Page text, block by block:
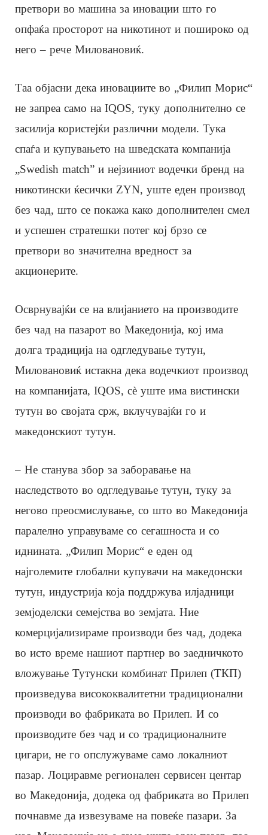
претвори во машина за иновации што го
опфаќа просторот на никотинот и пошироко од
него – рече Миловановиќ.
Таа објасни дека иновациите во „Филип Морис“
не запреа само на IQOS, туку дополнително се
засилија користејќи различни модели. Тука
спаѓа и купувањето на шведската компанија
„Swedish match” и нејзиниот водечки бренд на
никотински ќесички ZYN, уште еден производ
без чад, што се покажа како дополнителен смел
и успешен стратешки потег кој брзо се
претвори во значителна вредност за
акционерите.
Осврнувајќи се на влијанието на производите
без чад на пазарот во Македонија, кој има
долга традиција на одгледување тутун,
Миловановиќ истакна дека водечкиот производ
на компанијата, IQOS, сè уште има вистински
тутун во својата срж, вклучувајќи го и
македонскиот тутун.
– Не станува збор за заборавање на
наследството во одгледување тутун, туку за
негово преосмислување, со што во Македонија
паралелно управуваме со сегашноста и со
иднината. „Филип Морис“ е еден од
најголемите глобални купувачи на македонски
тутун, индустрија која поддржува илјадници
земјоделски семејства во земјата. Ние
комерцијализираме производи без чад, додека
во исто време нашиот партнер во заедничкото
вложување Тутунски комбинат Прилеп (ТКП)
произведува висококвалитетни традиционални
производи во фабриката во Прилеп. И со
производите без чад и со традиционалните
цигари, не го опслужуваме само локалниот
пазар. Лоциравме регионален сервисен центар
во Македонија, додека од фабриката во Прилеп
почнавме да извезуваме на повеќе пазари. За